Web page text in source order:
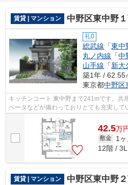
賃貸 | マンション 中野区東中野
礼0
総武線 「東中
丸ノ内線 「中
山手線 「新大
築1年 / 62.55
東京都中野区
キッチンコート 東中野まで241mです。共
ベータなどが備わっておりとても充実して
できる物件です。夏場は特に涼しい通風...
42.5万
敷金 1ヶ
12階 /
賃貸 | マンション 中野区東中野